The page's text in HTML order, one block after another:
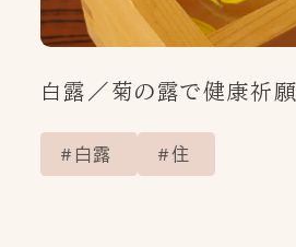
白露／菊の露で健康祈願
白露 住